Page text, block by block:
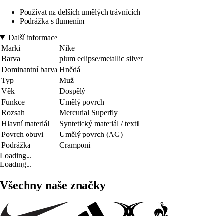
Používat na delších umělých trávnících
Podrážka s tlumením
Další informace
Marki
Nike
Barva
plum eclipse/metallic silver
Dominantní barva Hnědá
Typ
Muž
Věk
Dospělý
Funkce
Umělý povrch
Rozsah
Mercurial Superfly
Hlavní materiál
Syntetický materiál / textil
Povrch obuvi
Umělý povrch (AG)
Podrážka
Cramponi
Loading...
Loading...
Všechny naše značky